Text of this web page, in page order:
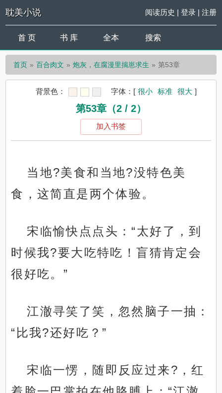
耽美小说 阅读历史 | 登录| 注册
首 页 书 库 全本 搜索
首页 百合肉文 炮灰，在腐漫里揣崽求生 第53章
背景色： 字体： [ 很小 标准 很大 ]
第53章（2 / 2）
加入书签
当地?美食和当地?没特色美
食，这简直是两个体验。
宋临愉快点点头：“太好了，到
时候我?要大吃特吃！盲猜肯定会
很好吃。”
江澈寻笑了笑，忽然脑子一抽：
“比我?还好吃？”
宋临一愣，随即反应过来?，红